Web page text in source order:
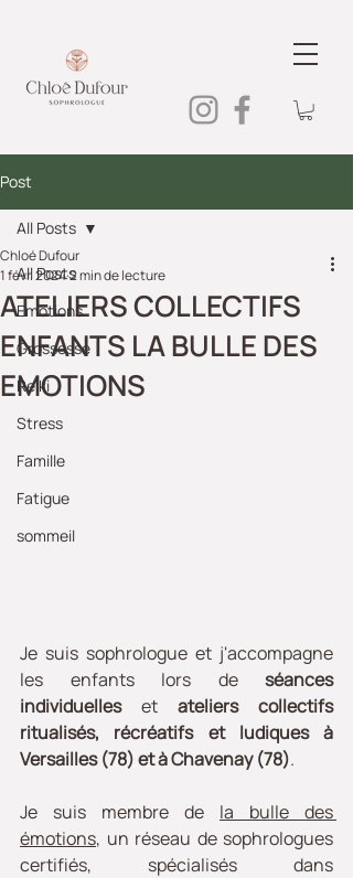
Post
All Posts
Emotions
Grossesse
Reiki
Stress
Famille
Fatigue
sommeil
All Posts
ATELIERS COLLECTIFS
ENFANTS LA BULLE DES
EMOTIONS
Chloé Dufour
1 févr. 20242 min de lecture
Je suis sophrologue et j'accompagne
les enfants lors de séances
individuelles et ateliers collectifs
ritualisés, récréatifs et ludiques à
Versailles (78) et à Chavenay (78).
Je suis membre de la bulle des
émotions, un réseau de sophrologues
certifiés, spécialisés dans